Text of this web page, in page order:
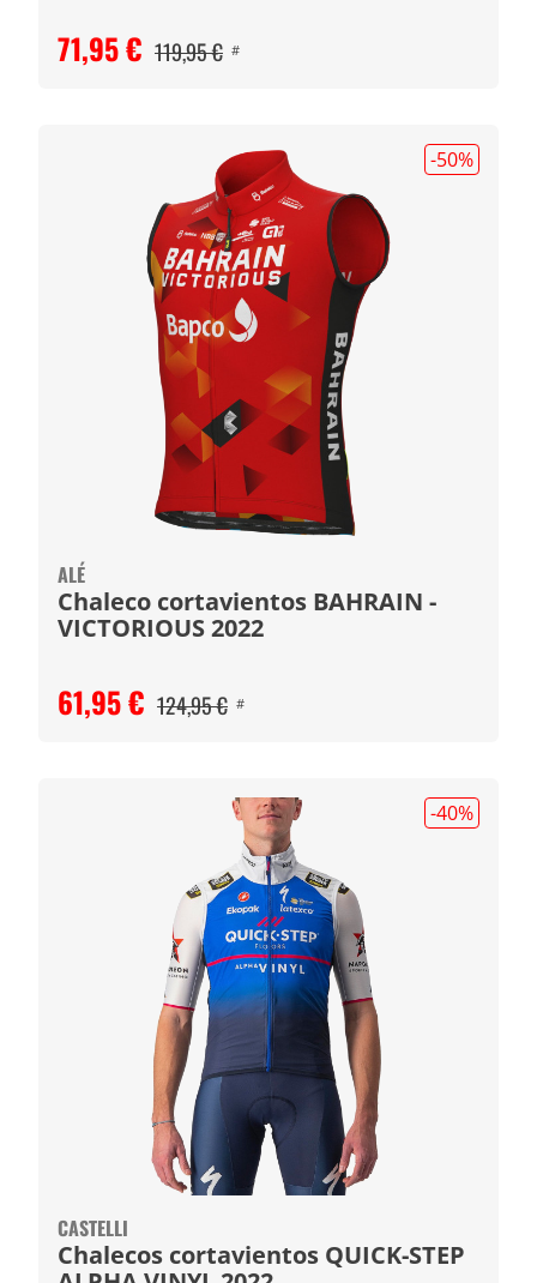
71,95 € 119,95 € #
-50%
ALÉ
Chaleco cortavientos BAHRAIN -
VICTORIOUS 2022
61,95 € 124,95 € #
-40%
CASTELLI
Chalecos cortavientos QUICK-STEP